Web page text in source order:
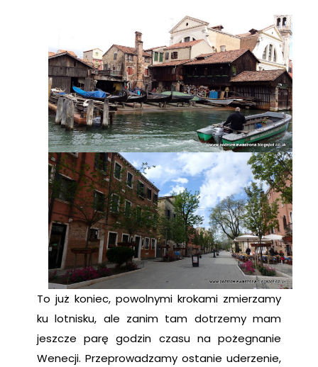
To już koniec, powolnymi krokami zmierzamy
ku lotnisku, ale zanim tam dotrzemy mam
jeszcze parę godzin czasu na pożegnanie
Wenecji. Przeprowadzamy ostanie uderzenie,